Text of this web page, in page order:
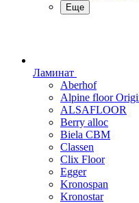
Еще
Ламинат
Aberhof
Alpine floor
ALSAFLOOR
Berry alloc
Biela CBM
Classen
Clix Floor
Egger
Kronospan
Kronostar